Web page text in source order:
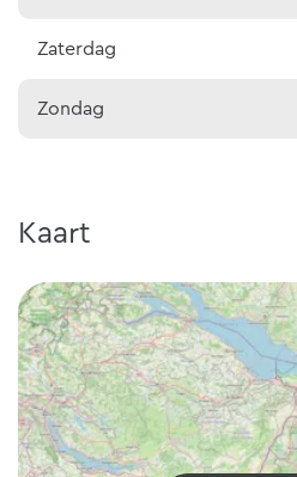
Zaterdag
Zondag
Kaart